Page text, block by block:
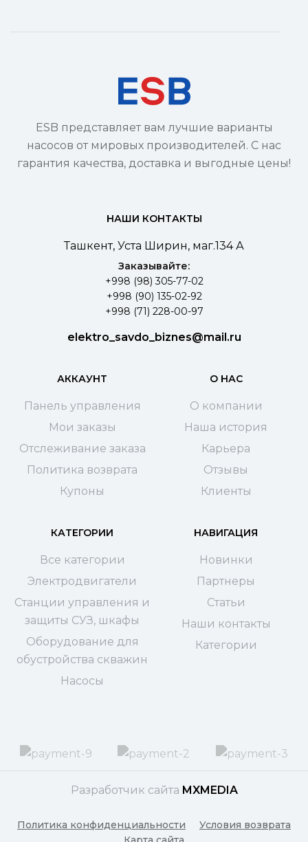
НАШИ КОНТАКТЫ
Ташкент, Уста Ширин, маг.134 А
Заказывайте:
+998 (98) 305-77-02
+998 (90) 135-02-92
+998 (71) 228-00-97
elektro_savdo_biznes@mail.ru
АККАУНТ
Панель управления
Мои заказы
Отслеживание заказа
Политика возврата
Купоны
О НАС
О компании
Наша история
Карьера
Отзывы
Клиенты
КАТЕГОРИИ
Все категории
Электродвигатели
Станции управления и
защиты СУЗ, шкафы
Оборудование для
обустройства скважин
Насосы
НАВИГАЦИЯ
Новинки
Партнеры
Статьи
Наши контакты
Категории
ESB представляет вам лучшие варианты
насосов от мировых производителей. С нас
гарантия качества, доставка и выгодные цены!
Разработчик сайта MXMEDIA
Политика конфиденциальности
Условия возврата